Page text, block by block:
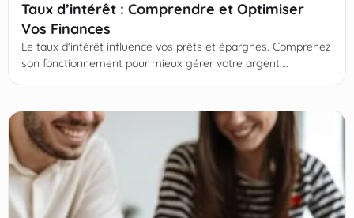
Taux d’intérêt : Comprendre et Optimiser
Vos Finances
Le taux d'intérêt influence vos prêts et épargnes. Comprenez
son fonctionnement pour mieux gérer votre argent.